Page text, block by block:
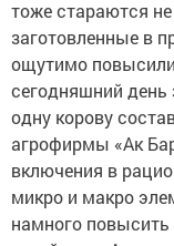
тоже стараются
заготовленные в
ощутимо
сегодняшний день
одну корову
агрофирмы «Ак
включения в
микро и макро
намного